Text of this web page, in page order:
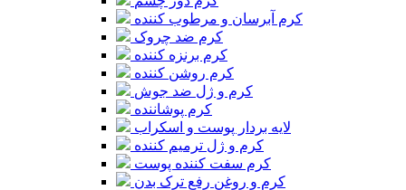
کرم آبرسان و مرطوب کننده
کرم ضد چروک
کرم برنزه کننده
کرم روشن کننده
کرم و ژل ضد جوش
کرم پوشاننده
لایه بردار پوست و اسکراب
کرم و ژل ترمیم کننده
کرم سفت کننده پوست
کرم و روغن رفع ترک بدن